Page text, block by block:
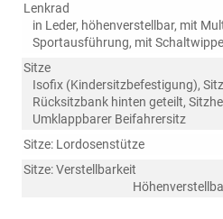
Lenkrad
in Leder, höhenverstellbar, mit
Sportausführung, mit
Sitze
Isofix (Kindersitzbefestigung),
Rücksitzbank hinten geteilt,
Umklappbarer Beifahrersitz
Sitze: Lordosenstütze
Sitze: Verstellbarkeit